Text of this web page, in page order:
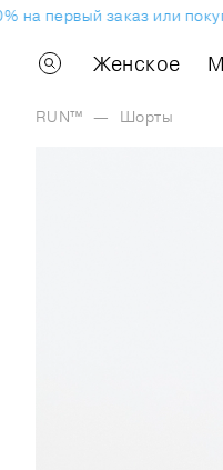
первый заказ или
Женское
RUN™ — Шорты